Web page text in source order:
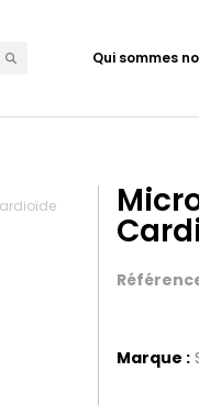
Qui sommes
Marque :